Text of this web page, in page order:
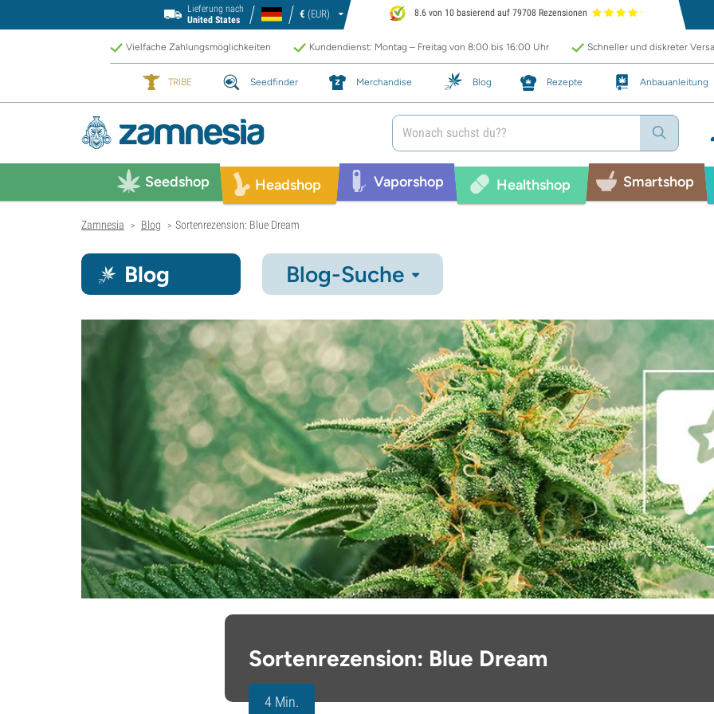
Lieferung nach
United States
€ (EUR) 8.6 von 10 basierend auf 79708 Rezensionen
Vielfache Zahlungsmöglichkeiten Kundendienst: Montag – Freitag von 8:00 bis 16:00 Uhr Schneller und diskreter
TRIBE Seedfinder Merchandise Blog Rezepte Anbauanleitung
Seedshop Headshop Vaporshop Healthshop Smartshop
Zamnesia > Blog > Sortenrezension: Blue Dream
Blog Blog-Suche
Sortenrezension: Blue Dream
4 Min.